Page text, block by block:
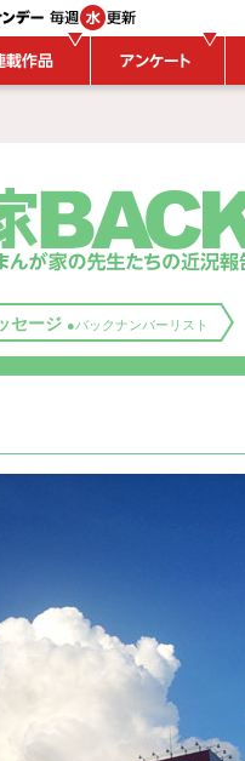
セージ ●バックナンバーリスト